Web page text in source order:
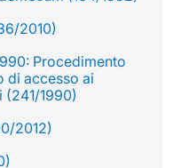
2010)
Procedimento
di accesso ai
1990)
2012)